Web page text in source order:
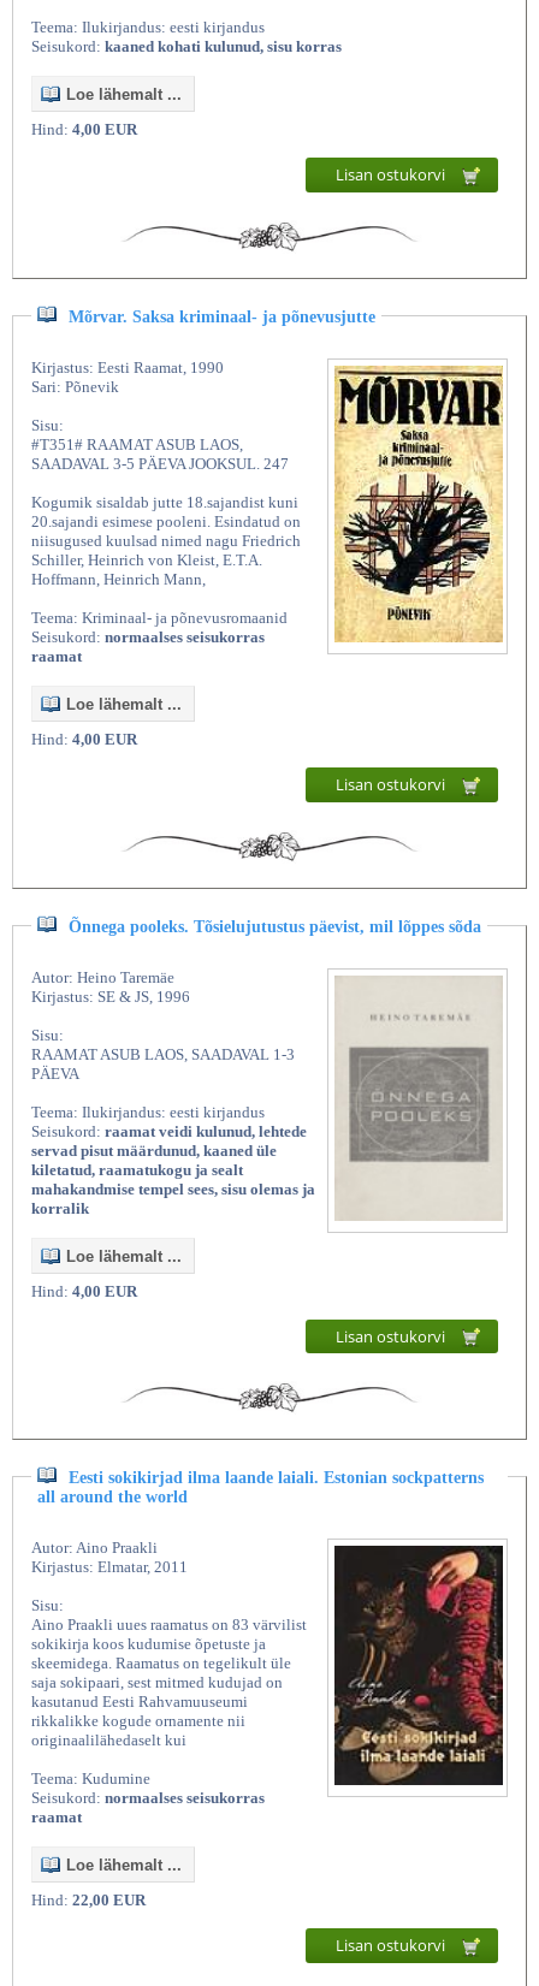
Teema: Ilukirjandus: eesti kirjandus
Seisukord: kaaned kohati kulunud, sisu korras
Loe lähemalt ...
Hind: 4,00 EUR
Lisan ostukorvi
Mõrvar. Saksa kriminaal- ja põnevusjutte
Kirjastus: Eesti Raamat, 1990
Sari: Põnevik
Sisu:
#T351# RAAMAT ASUB LAOS,
SAADAVAL 3-5 PÄEVA JOOKSUL. 247
Kogumik sisaldab jutte 18.sajandist kuni
20.sajandi esimese pooleni. Esindatud on
niisugused kuulsad nimed nagu Friedrich
Schiller, Heinrich von Kleist, E.T.A.
Hoffmann, Heinrich Mann,
Teema: Kriminaal- ja põnevusromaanid
Seisukord: normaalses seisukorras
raamat
Loe lähemalt ...
Hind: 4,00 EUR
Lisan ostukorvi
Õnnega pooleks. Tõsielujutustus päevist, mil lõppes sõda
Autor: Heino Taremäe
Kirjastus: SE & JS, 1996
Sisu:
RAAMAT ASUB LAOS, SAADAVAL 1-3
PÄEVA
Teema: Ilukirjandus: eesti kirjandus
Seisukord: raamat veidi kulunud, lehtede
servad pisut määrdunud, kaaned üle
kiletatud, raamatukogu ja sealt
mahakandmise tempel sees, sisu olemas ja
korralik
Loe lähemalt ...
Hind: 4,00 EUR
Lisan ostukorvi
Eesti sokikirjad ilma laande laiali. Estonian sockpatterns
all around the world
Autor: Aino Praakli
Kirjastus: Elmatar, 2011
Sisu:
Aino Praakli uues raamatus on 83 värvilist
sokikirja koos kudumise õpetuste ja
skeemidega. Raamatus on tegelikult üle
saja sokipaari, sest mitmed kudujad on
kasutanud Eesti Rahvamuuseumi
rikkalikke kogude ornamente nii
originaalilähedaselt kui
Teema: Kudumine
Seisukord: normaalses seisukorras
raamat
Loe lähemalt ...
Hind: 22,00 EUR
Lisan ostukorvi